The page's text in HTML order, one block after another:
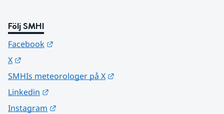
Följ SMHI
Facebook
X
SMHIs meteorologer på X
Linkedin
Instagram